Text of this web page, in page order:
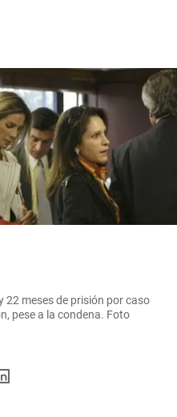
22 meses de prisión por caso
pese a la condena. Foto